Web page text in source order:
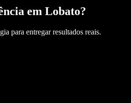
em Lobato?
para entregar resultados reais.